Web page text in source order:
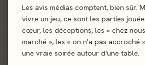
Les avis médias comptent, bien sûr.
vivre un jeu, ce sont les parties
cœur, les déceptions, les « chez
marché », les « on n'a pas accroché
une vraie soirée autour d'une table.
artichauts ! Pour cela, vous devez
nouveaux légumes à chaque tour, les
pioche, et utiliser leurs effets pour
compost ! Vous gagnez la partie dès
tirer une main de cartes dépourvue